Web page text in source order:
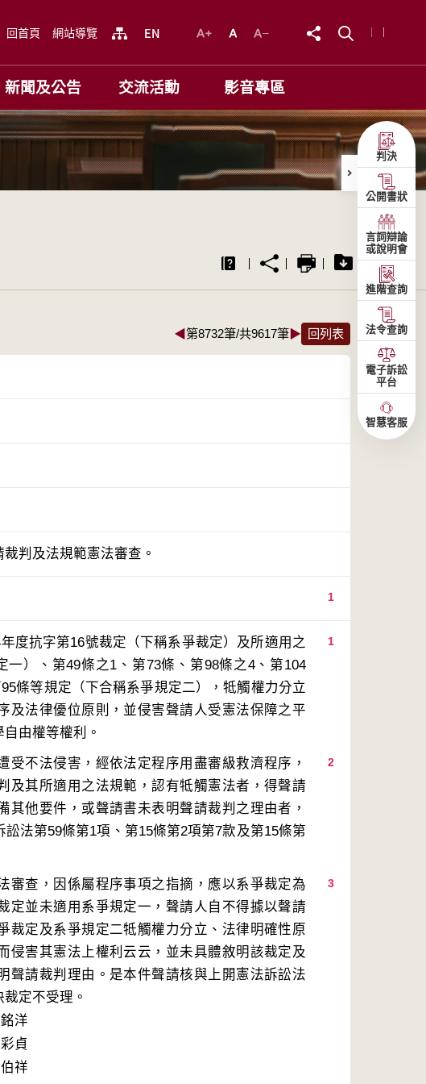
回首頁 網站導覽
新聞及公告 交流活動 影音專區
◀第8732筆/共9617筆▶ 回列表
判及法規範憲法審查。
1
1
度抗字第16號裁定（下稱系爭裁定）及所適用之
）、第49條之1、第73條、第98條之4、第104
條等規定（下合稱系爭規定二），牴觸權力分立
及法律優位原則，並侵害聲請人受憲法保障之平
2
受不法侵害，經依法定程序用盡審級救濟程序，
及其所適用之法規範，認有牴觸憲法者，得聲請
其他要件，或聲請書未表明聲請裁判之理由者，
法第59條第1項、第15條第2項第7款及第15條第
3
審查，因係屬程序事項之指摘，應以系爭裁定為
定並未適用系爭規定一，聲請人自不得據以聲請
裁定及系爭規定二牴觸權力分立、法律明確性原
侵害其憲法上權利云云，並未具體敘明該裁定及
聲請裁判理由。是本件聲請核與上開憲法訴訟法
定不受理。
洋
貞
祥
判決
公開書狀
言詞辯論
或說明會
進階查詢
法令查詢
電子訴訟
平台
智慧客服